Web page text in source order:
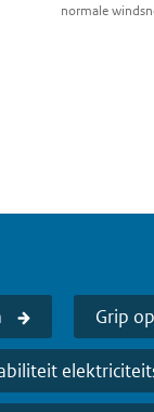
normale
Grip